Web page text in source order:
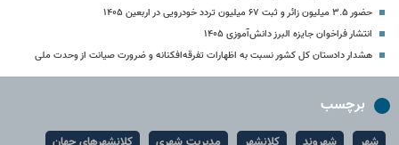
حضور ۳.۵ میلیون زائر و ثبت ۶۷ میلیون تردد خودرویی در اربعین ۱۴۰۵
انتشار فراخوان جایزه البرز دانش‌آموزی ۱۴۰۵
هشدار دادستان کل کشور نسبت به اظهارات تفرقه‌افکنانه و ضرورت صیانت از وحدت ملی
برچسب